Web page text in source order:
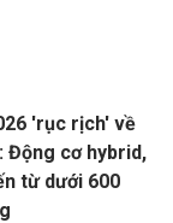
'rục rịch' về
Động cơ hybrid,
từ dưới 600